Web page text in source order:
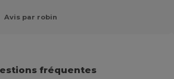
Avis par robin
fréquentes